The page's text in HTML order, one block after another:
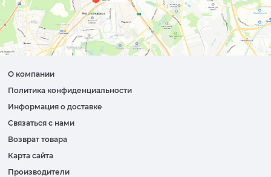
О компании
Политика конфиденциальности
Информация о доставке
Связаться с нами
Возврат товара
Карта сайта
Производители